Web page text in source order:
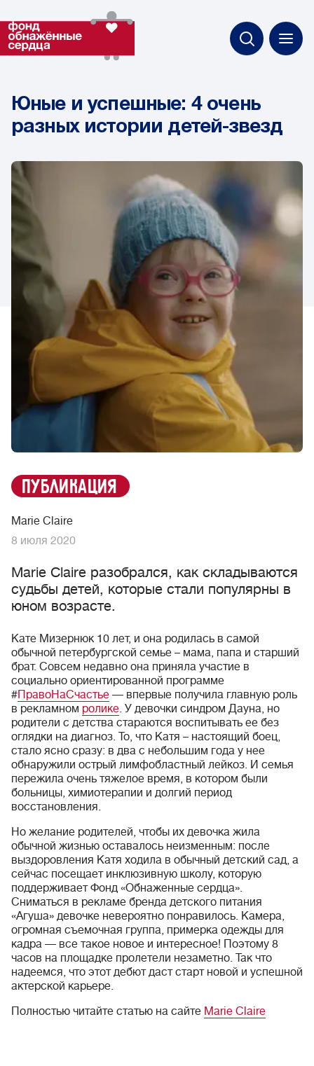
Юные и успешные: 4 очень
разных истории детей-звезд
публикация
Marie Claire
8 июля 2020
Marie Claire разобрался, как складываются
судьбы детей, которые стали популярны в
юном возрасте.
Кате Мизернюк 10 лет, и она родилась в самой
обычной петербургской семье – мама, папа и старший
брат. Совсем недавно она приняла участие в
социально ориентированной программе
#ПравоНаСчастье — впервые получила главную роль
в рекламном ролике. У девочки синдром Дауна, но
родители с детства стараются воспитывать ее без
оглядки на диагноз. То, что Катя – настоящий боец,
стало ясно сразу: в два с небольшим года у нее
обнаружили острый лимфобластный лейкоз. И семья
пережила очень тяжелое время, в котором были
больницы, химиотерапии и долгий период
восстановления.
Но желание родителей, чтобы их девочка жила
обычной жизнью оставалось неизменным: после
выздоровления Катя ходила в обычный детский сад, а
сейчас посещает инклюзивную школу, которую
поддерживает Фонд «Обнаженные сердца».
Сниматься в рекламе бренда детского питания
«Агуша» девочке невероятно понравилось. Камера,
огромная съемочная группа, примерка одежды для
кадра — все такое новое и интересное! Поэтому 8
часов на площадке пролетели незаметно. Так что
надеемся, что этот дебют даст старт новой и успешной
актерской карьере.
Полностью читайте статью на сайте Marie Claire